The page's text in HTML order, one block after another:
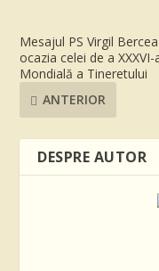
Mesajul PS Virgil
ocazia celei de a XXXVI-
Mondială a Tineretului
ANTERIOR
DESPRE AUTOR